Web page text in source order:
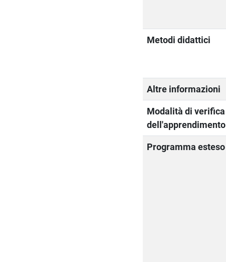
Metodi didattici
Altre informazioni
Modalità di verifica
dell'apprendimento
Programma esteso